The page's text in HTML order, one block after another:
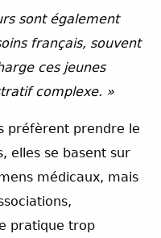
sont également
français, souvent
ces jeunes
complexe. »
préfèrent prendre le
elles se basent sur
médicaux, mais
pratique trop